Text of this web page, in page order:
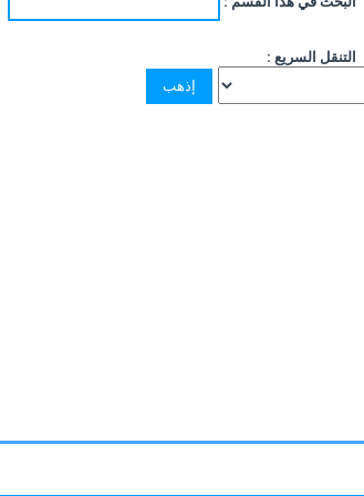
التنقل السريع :